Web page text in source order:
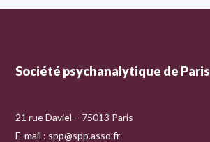
Société psychanalytique de Paris
21 rue Daviel – 75013 Paris
E-mail : spp@spp.asso.fr